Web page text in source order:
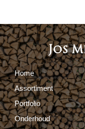
Jos
Home
Assortiment
Portfolio
Onderhoud